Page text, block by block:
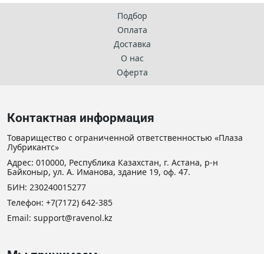
Подбор
Оплата
Доставка
О нас
Оферта
Контактная информация
Товарищество с ограниченной ответственностью «Плаза
Лубрикантс»
Адрес: 010000, Республика Казахстан, г. Астана, р-н
Байконыр, ул. А. Иманова, здание 19, оф. 47.
БИН: 230240015277
Телефон: +7(7172) 642-385
Email: support@ravenol.kz